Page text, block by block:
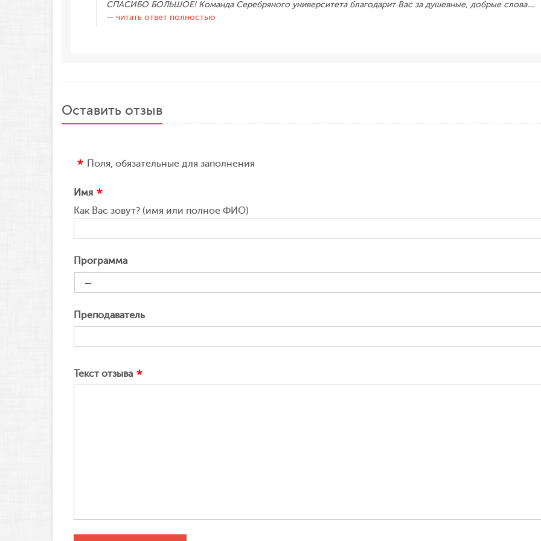
СПАСИБО БОЛЬШОЕ! Команда Серебряного университета благодарит Вас за душевные, добрые слова....
читать ответ полностью
Оставить отзыв
Поля, обязательные для заполнения
Имя
Как Вас зовут? (имя или полное ФИО)
Программа
Преподаватель
Текст отзыва